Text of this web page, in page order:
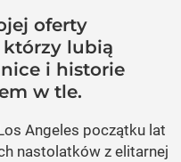
oferty
lubią
i historie
w tle.
Angeles początku lat
nastolatków z elitarnej